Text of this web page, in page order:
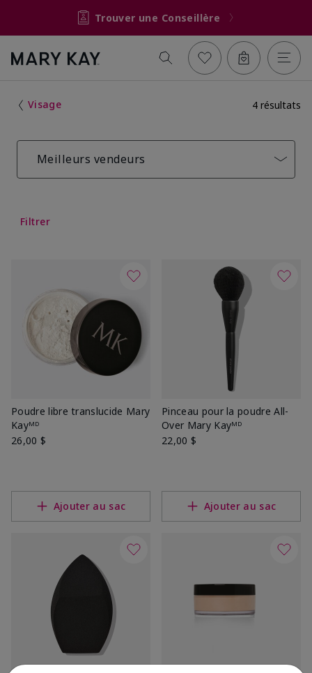
Trouver une Conseillère
Visage 4 résultats
Meilleurs vendeurs
Filtrer
Poudre libre translucide Mary
Kayᴹᴰ
26,00 $
Ajouter au sac
Pinceau pour la poudre All-
Over Mary Kayᴹᴰ
22,00 $
Ajouter au sac